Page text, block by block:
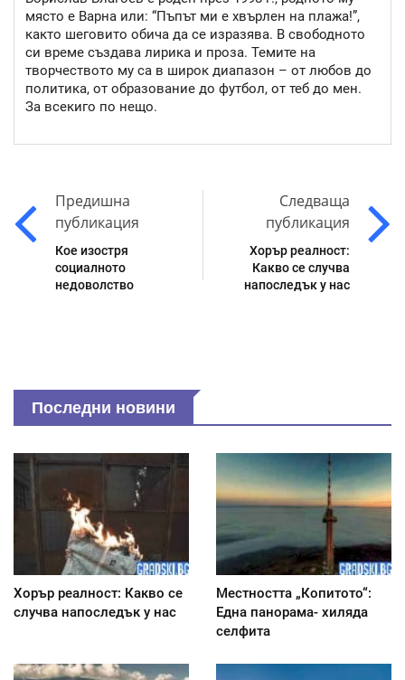
място е Варна или: “Пъпът ми е хвърлен на плажа!”,
както шеговито обича да се изразява. В свободното
си време създава лирика и проза. Темите на
творчеството му са в широк диапазон – от любов до
политика, от образование до футбол, от теб до мен.
За всекиго по нещо.
Предишна
публикация
Кое изостря
социалното
недоволство
Следваща
публикация
Хорър реалност:
Какво се случва
напоследък у нас
Последни новини
Хорър реалност: Какво се
случва напоследък у нас
Местността „Копитото“:
Една панорама- хиляда
селфита